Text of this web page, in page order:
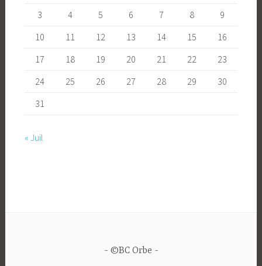
3
4 5 6 7 8
9
10
11 12 13 14 15
16
17
18 19 20 21 22
23
24
25 26 27 28 29
30
31
« Juil
©BC Orbe